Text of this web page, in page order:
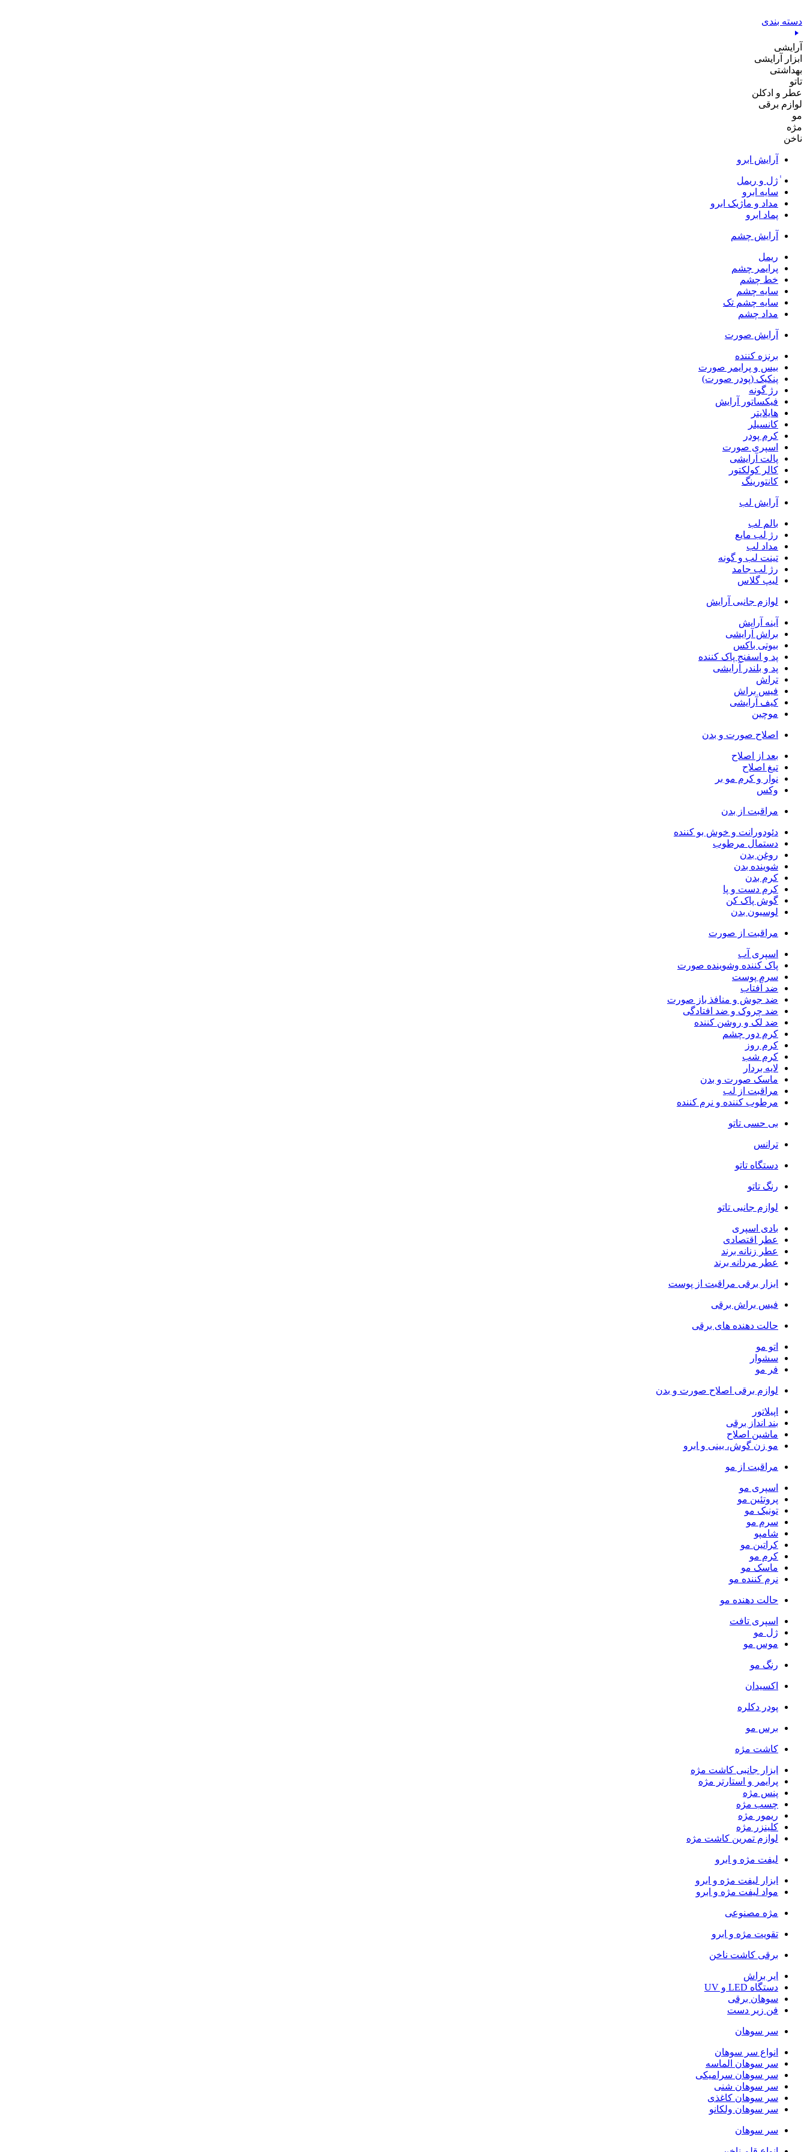
به
محتوا
دسته بندی
آرایشی
ابزار آرایشی
بهداشتی
تاتو
عطر و ادکلن
لوازم برقی
مو
مژه
ناخن
آرایش ابرو
ٰژل و ریمل
سایه ابرو
مداد و ماژیک ابرو
پماد ابرو
آرایش چشم
ریمل
پرایمر چشم
خط چشم
سایه چشم
سایه چشم تک
مداد چشم
آرایش صورت
برنزه کننده
بیس و پرایمر صورت
پنکیک (پودر صورت)
رژ گونه
فیکساتور آرایش
هایلایتر
کانسیلر
کرم پودر
اسپری صورت
پالت آرایشی
کالر کولکتور
کانتورینگ
آرایش لب
بالم لب
رژ لب مایع
مداد لب
تینت لب و گونه
رژ لب جامد
لیپ گلاس
لوازم جانبی آرایش
آینه آرایش
براش آرایشی
بیوتی باکس
پد و اسفنج پاک کننده
پد و بلندر آرایشی
تراش
فیس براش
کیف آرایشی
موچین
اصلاح صورت و بدن
بعد از اصلاح
تیغ اصلاح
نوار و کرم مو بر
وکس
مراقبت از بدن
دئودورانت و خوش بو کننده
دستمال مرطوب
روغن بدن
شوینده بدن
کرم بدن
کرم دست و پا
گوش پاک کن
لوسیون بدن
مراقبت از صورت
اسپری آب
پاک کننده وشوینده صورت
سرم پوست
ضد آفتاب
ضد جوش و منافذ باز صورت
ضد چروک و ضد افتادگی
ضد لک و روشن کننده
کرم دور چشم
کرم روز
کرم شب
لایه بردار
ماسک صورت و بدن
مراقبت از لب
مرطوب کننده و نرم کننده
بی حسی تاتو
ترانس
دستگاه تاتو
رنگ تاتو
لوازم جانبی تاتو
بادی اسپری
عطر اقتصادی
عطر زنانه برند
عطر مردانه برند
ابزار برقی مراقبت از پوست
فیس براش برقی
حالت دهنده های برقی
اتو مو
سشوار
فر مو
لوازم برقی اصلاح صورت و بدن
اپیلاتور
بند انداز برقی
ماشین اصلاح
مو زن گوش، بینی و ابرو
مراقبت از مو
اسپری مو
پروتئین مو
تونیک مو
سرم مو
شامپو
کراتین مو
کرم مو
ماسک مو
نرم کننده مو
حالت دهنده مو
اسپری تافت
ژل مو
موس مو
رنگ مو
اکسیدان
پودر دکلره
برس مو
کاشت مژه
ابزار جانبی کاشت مژه
پرایمر و استارتر مژه
پنس مژه
چسب مژه
ریمور مژه
کلینزر مژه
لوازم تمرین کاشت مژه
لیفت مژه و ابرو
ابزار لیفت مژه و ابرو
مواد لیفت مژه و ابرو
مژه مصنوعی
تقویت مژه و ابرو
برقی کاشت ناخن
ایر براش
دستگاه LED و UV
سوهان برقی
فن زیر دست
سر سوهان
انواع سر سوهان
سر سوهان الماسه
سر سوهان سرامیکی
سر سوهان شنی
سر سوهان کاغذی
سر سوهان ولکانو
سر سوهان